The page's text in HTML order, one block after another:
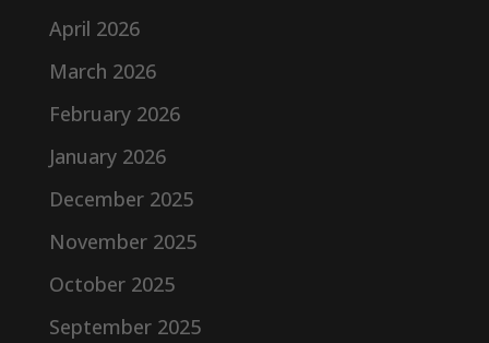
April 2026
March 2026
February 2026
January 2026
December 2025
November 2025
October 2025
September 2025